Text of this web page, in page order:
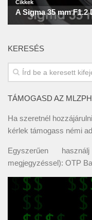
KERESÉS
TÁMOGASD AZ
Ha szeretnél
kérlek támogass némi
Egyszerűen
megjegyzéssel): OTP